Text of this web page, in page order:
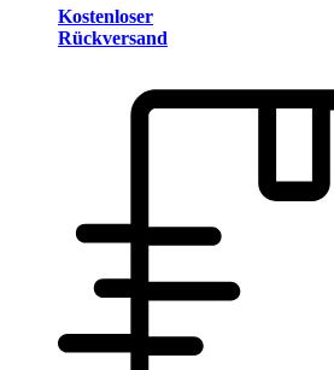
Kostenloser
Rückversand